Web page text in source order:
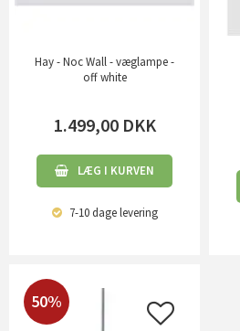
Hay - Noc Wall - væglampe -
off white
1.499,00 DKK
LÆG I KURVEN
7-10 dagelevering
50%